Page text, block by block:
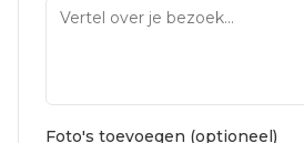
Foto's toevoegen (optioneel)